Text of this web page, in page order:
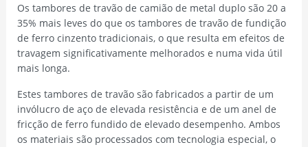
Os tambores de travão de camião de metal duplo são 20 a
35% mais leves do que os tambores de travão de fundição
de ferro cinzento tradicionais, o que resulta em efeitos de
travagem significativamente melhorados e numa vida útil
mais longa.
Estes tambores de travão são fabricados a partir de um
invólucro de aço de elevada resistência e de um anel de
fricção de ferro fundido de elevado desempenho. Ambos
os materiais são processados com tecnologia especial, o